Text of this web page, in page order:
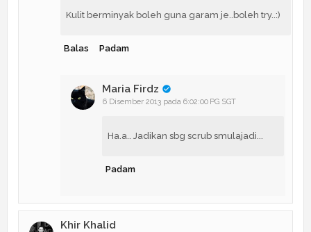
Kulit berminyak boleh guna garam je..boleh try..:)
Balas Padam
Maria Firdz
6 Disember 2013 pada 6:02:00 PG SGT
Ha.a.. Jadikan sbg scrub smulajadi...
Padam
Khir Khalid